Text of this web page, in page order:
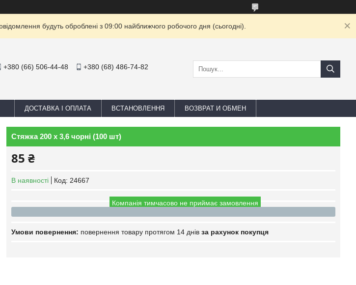
будуть оброблені з 09:00 найближчого робочого дня (сьогодні).
+380 (66) 506-44-48 +380 (68) 486-74-82
ДОСТАВКА І ОПЛАТА ВСТАНОВЛЕННЯ ВОЗВРАТ И ОБМЕН
Стяжка 200 х 3,6 чорні (100 шт)
85 ₴
В наявності Код: 24667
Компанія тимчасово не приймає замовлення
повернення товару протягом 14 днів за рахунок покупця